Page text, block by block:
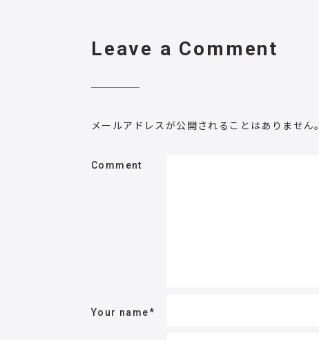
Leave a Comment
メールアドレスが公開されることはありません。
Comment
Your name*